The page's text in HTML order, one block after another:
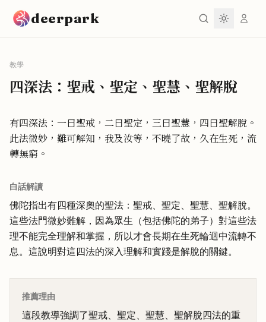
deerpark
教學
四深法：聖戒、聖定、聖慧、聖解脫
有四深法：一曰聖戒，二曰聖定，三曰聖慧，四曰聖解脫。
此法微妙，難可解知，我及汝等，不曉了故，久在生死，流
轉無窮。
白話解讀
佛陀指出有四種深奧的聖法：聖戒、聖定、聖慧、聖解脫。
這些法門微妙難解，因為眾生（包括佛陀的弟子）對這些法
理不能完全理解和掌握，所以才會長期在生死輪迴中流轉不
息。這說明對這四法的深入理解和實踐是解脫的關鍵。
推薦理由
這段教導強調了聖戒、聖定、聖慧、聖解脫四法的重